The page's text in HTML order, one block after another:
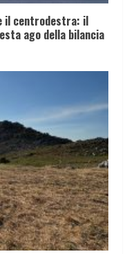
il centrodestra: il
ago della bilancia